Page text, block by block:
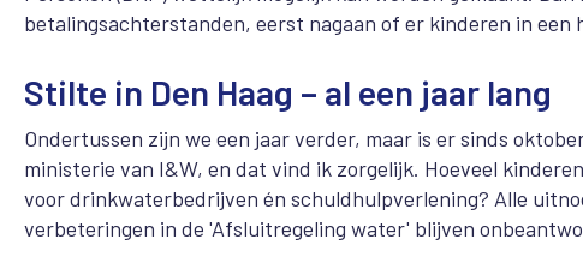
betalingsachterstanden, eerst nagaan of er kinderen in
Stilte in Den Haag – al een jaar lang
Ondertussen zijn we een jaar verder, maar is er sinds
ministerie van I&W, en dat vind ik zorgelijk. Hoeveel
voordrinkwaterbedrijven én schuldhulpverlening? Alle
verbeteringen in de 'Afsluitregeling water' blijven